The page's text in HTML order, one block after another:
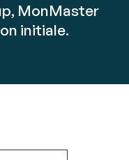
MonMaster
initiale.